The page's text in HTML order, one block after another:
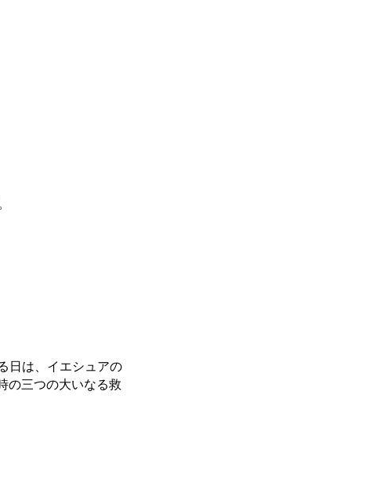
日は、イエシュアの
の三つの大いなる救